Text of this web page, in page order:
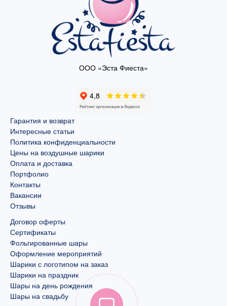
ООО «Эста Фиеста»
Гарантия и возврат
Интересные статьи
Политика конфиденциальности
Цены на воздушные шарики
Оплата и доставка
Портфолио
Контакты
Вакансии
Отзывы
Договор оферты
Сертификаты
Фольгированные шары
Оформление мероприятий
Шарики с логотипом на заказ
Шарики на праздник
Шары на день рождения
Шары на свадьбу